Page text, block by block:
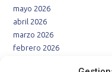
mayo 2026
abril 2026
marzo 2026
febrero 2026